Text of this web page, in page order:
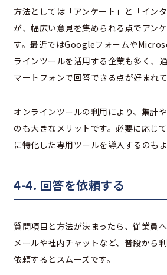
方法としては「アンケート」と「イン
が、幅広い意見を集められる点でアン
す。最近ではGoogleフォームや
ラインツールを活用する企業も多く、
マートフォンで回答できる点が好まれて
オンラインツールの利用により、集計
のも大きなメリットです。必要に応じ
に特化した専用ツールを導入するのもよ
4-4. 回答を依頼する
質問項目と方法が決まったら、従業員へ
メールや社内チャットなど、普段から
依頼するとスムーズです。